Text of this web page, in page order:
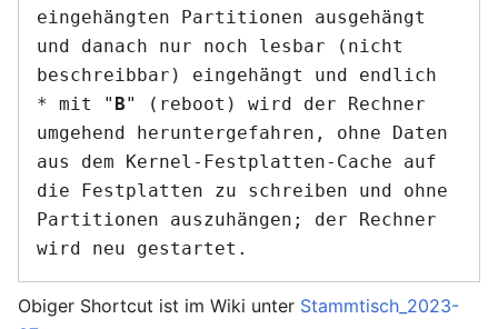
eingehängten Partitionen ausgehängt
und danach nur noch lesbar (nicht
beschreibbar) eingehängt und endlich
* mit " B" (reboot) wird der Rechner
umgehend heruntergefahren, ohne Daten
aus dem Kernel-Festplatten-Cache auf
die Festplatten zu schreiben und ohne
Partitionen auszuhängen; der Rechner
Obiger Shortcut ist im Wiki unter Stammtisch_2023-